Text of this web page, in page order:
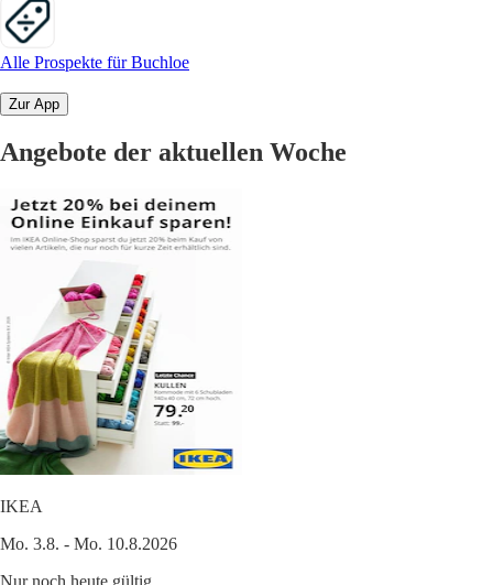
Alle Prospekte für Buchloe
Zur App
Angebote der aktuellen Woche
IKEA
Mo. 3.8. - Mo. 10.8.2026